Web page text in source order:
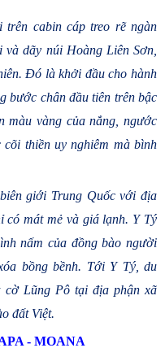
trên cabin cáp treo rẽ ngàn
dãy núi Hoàng Liên Sơn,
Đó là khởi đầu cho hành
bước chân đầu tiên trên bậc
màu vàng của nắng, ngước
thiền uy nghiêm mà bình
giới Trung Quốc với địa
có mát mẻ và giá lạnh. Y Tý
nấm của đồng bào người
bồng bềnh. Tới Y Tý, du
cờ Lũng Pô tại địa phận xã
đất Việt.
- MOANA